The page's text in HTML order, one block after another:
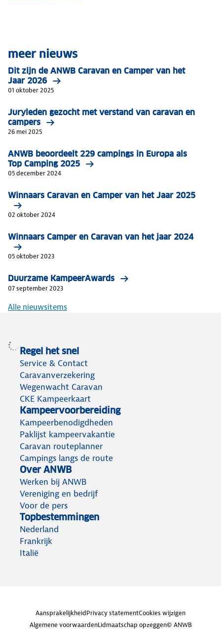
meer nieuws
Dit zijn de ANWB Caravan en Camper van het
Jaar 2026
01 oktober 2025
Juryleden gezocht met verstand van caravan en
campers
26 mei 2025
ANWB beoordeelt 229 campings in Europa als
Top Camping 2025
05 december 2024
Winnaars Caravan en Camper van het Jaar 2025
02 oktober 2024
Winnaars Camper en Caravan van het jaar 2024
05 oktober 2023
Duurzame KampeerAwards
07 september 2023
Alle nieuwsitems
Regel het snel
Service & Contact
Caravanverzekering
Wegenwacht Caravan
CKE Kampeerkaart
Kampeervoorbereiding
Kampeerbenodigdheden
Paklijst kampeervakantie
Caravan routeplanner
Campings langs de route
Over ANWB
Werken bij ANWB
Vereniging en bedrijf
Voor de pers
Topbestemmingen
Nederland
Frankrijk
Italië
AansprakelijkheidPrivacy statementCookies wijzigen
Algemene voorwaardenLidmaatschap opzeggen© ANWB